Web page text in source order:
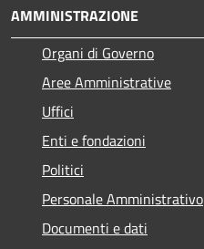
AMMINISTRAZIONE
Organi di Governo
Aree Amministrative
Uffici
Enti e fondazioni
Politici
Personale Amministrativo
Documenti e dati